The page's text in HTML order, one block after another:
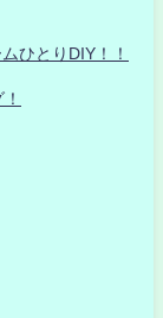
ひとりDIY！！